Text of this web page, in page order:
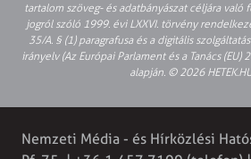
tartalom szöveg- és adatbányászat céljára való
jogról szóló 1999. évi LXXVI. törvény
35/A. § (1) paragrafusa és a digitális
irányelv (Az Európai Parlament és a Tanács
alapján. © 2026
Nemzeti Média - és Hírközlési